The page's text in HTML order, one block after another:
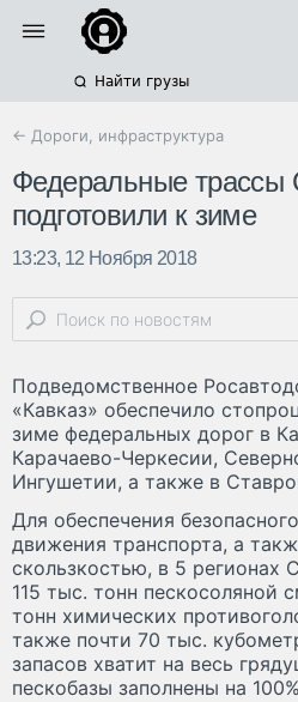
Найти грузы
← Дороги, инфраструктура
Федеральные трассы
подготовили к зиме
13:23, 12 Ноября 2018
Подведомственное
«Кавказ» обеспечило
зиме федеральных дорог в
Карачаево-Черкесии,
Ингушетии, а также в
Для обеспечения
движения транспорта, а
скользкостью, в 5 регионах
115 тыс. тонн пескосоляной
тонн химических
также почти 70 тыс.
запасов хватит на весь
пескобазы заполнены на